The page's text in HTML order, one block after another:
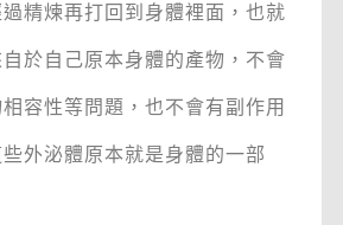
精煉再打回到身體裡面，也就
於自己原本身體的產物，不會
容性等問題，也不會有副作用
外泌體原本就是身體的一部